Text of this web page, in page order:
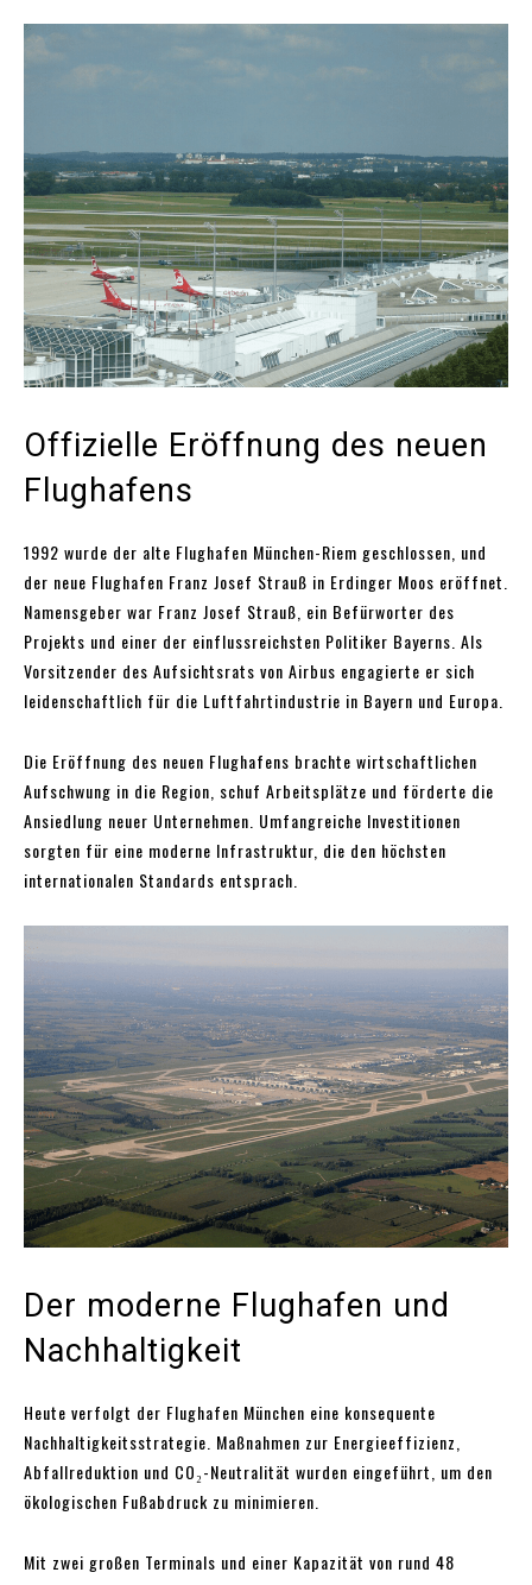
Offizielle Eröffnung des neuen
Flughafens
1992 wurde der alte Flughafen München-Riem geschlossen, und
der neue Flughafen Franz Josef Strauß in Erdinger Moos eröffnet.
Namensgeber war Franz Josef Strauß, ein Befürworter des
Projekts und einer der einflussreichsten Politiker Bayerns. Als
Vorsitzender des Aufsichtsrats von Airbus engagierte er sich
leidenschaftlich für die Luftfahrtindustrie in Bayern und Europa.
Die Eröffnung des neuen Flughafens brachte wirtschaftlichen
Aufschwung in die Region, schuf Arbeitsplätze und förderte die
Ansiedlung neuer Unternehmen. Umfangreiche Investitionen
sorgten für eine moderne Infrastruktur, die den höchsten
internationalen Standards entsprach.
Der moderne Flughafen und
Nachhaltigkeit
Heute verfolgt der Flughafen München eine konsequente
Nachhaltigkeitsstrategie. Maßnahmen zur Energieeffizienz,
Abfallreduktion und CO₂-Neutralität wurden eingeführt, um den
ökologischen Fußabdruck zu minimieren.
Mit zwei großen Terminals und einer Kapazität von rund 48